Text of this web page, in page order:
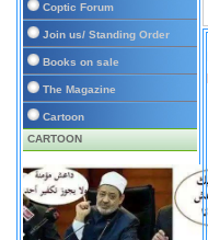
Coptic Forum
Join us/ Standing Order
Books on sale
The Magazine
Cartoon
CARTOON